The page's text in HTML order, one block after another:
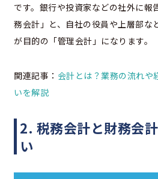
です。銀行や投資家などの社外に報
務会計」と、自社の役員や上層部な
が目的の「管理会計」になります。
関連記事： 会計とは？業務の流れや
いを解説
2. 税務会計と財務会
い